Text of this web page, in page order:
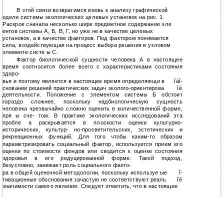
В этой связи возвратимся вновь к анализу графической
одели системы экологических целевых установок на рис. 1.
Раскрое сначала несколько шире предметное содержание эле
ентов системы А, Б, В, Г, но уже не в качестве целевых
установок, а в качестве факторов. Под фактором понимается
сила, воздействующая на процесс выбора решения в узловом
элементе систе ы С.
Фактор биологической сущности человека А в настоящее
время соотносится более всего с характеристиками состояния
здоро-
вья и поэтому является в настоящее время определяющи в
îáî-
сновании решений практических задач эколого-ориентирова
îé
деятельности. Положение с элементом системы Б обстоит
гораздо сложнее, поскольку надбиологическую сущность
человека чрезвычайно сложно оценить в количественной форме,
пря ы сче- том. В практике экологических исследований эта
пробле а раскрывается в плоскости оценки культурно-
исторических, культур- но-просветительских, эстетических и
рекреационных функций. Для того чтобы каким-то образом
параметризировать социальный фактор, используется прием его
оценки по стоимости фондов или сводится к оценке состояния
здоровья в его редуцированной форме. Такой подход,
безусловно, занижает роль социального факто-
ра в общей оценочной методологии, поскольку используе ые
î-
тивационные обоснования зачастую не соответствуют реаль
îé
значимости самого явления. Следует отметить, что в настоящее